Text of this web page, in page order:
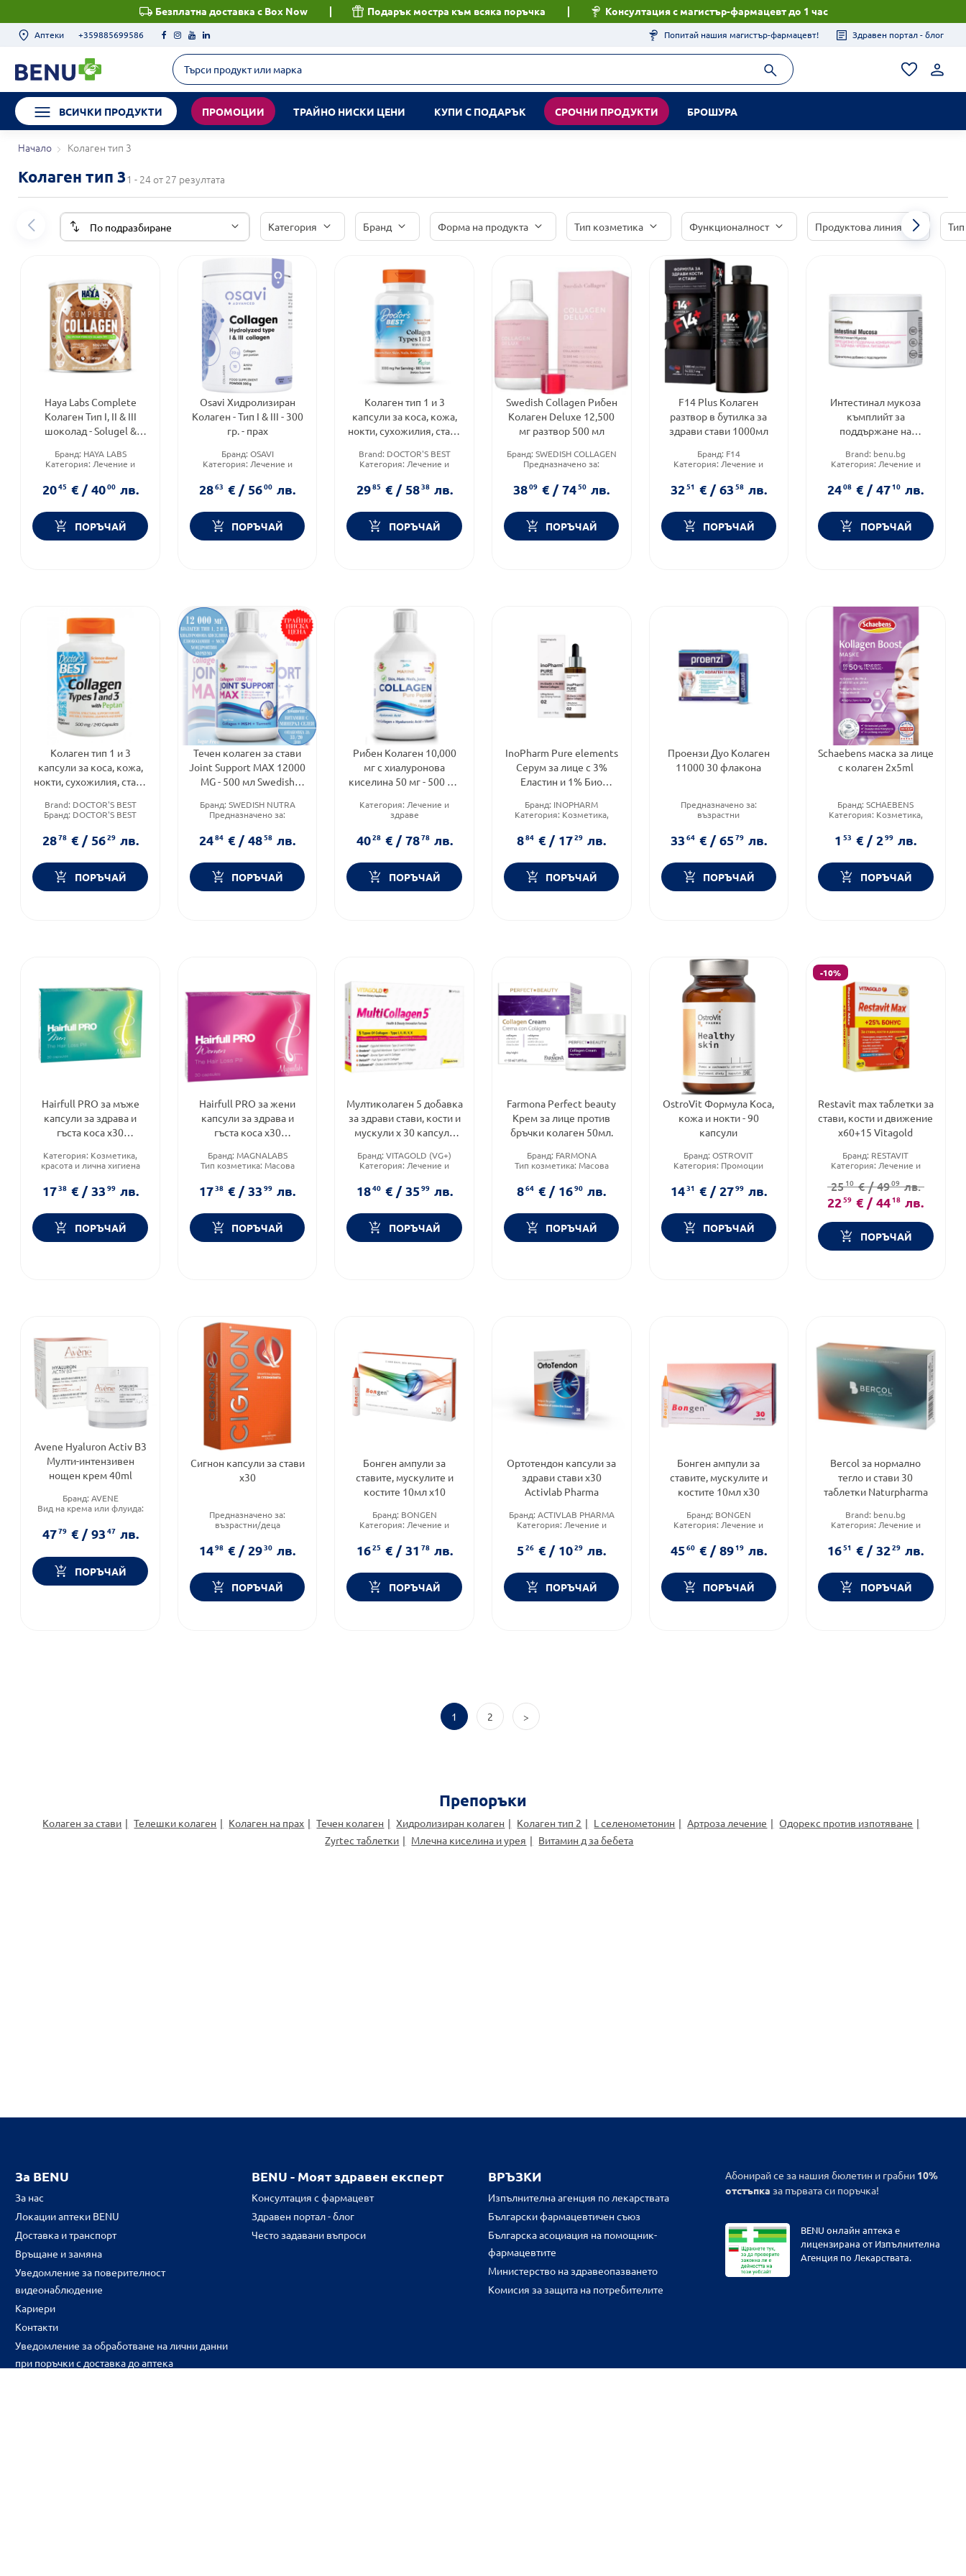
Безплатна доставка с Box Now Подарък мостра към всяка поръчка Консултация с магистър-фармацевт до 1 час
Аптеки +359885699586 Попитай нашия магистър-фармацевт! Здравен портал - блог
ВСИЧКИ ПРОДУКТИ ПРОМОЦИИ ТРАЙНО НИСКИ ЦЕНИ КУПИ С ПОДАРЪК СРОЧНИ ПРОДУКТИ БРОШУРА
Начало Колаген тип 3
Колаген тип 31 - 24 от 27 резултата
Категория Бранд Форма на продукта Тип козметика Функционалност Продуктова линия
Haya Labs Complete
Колаген Тип I, II & III
шоколад - Solugel &
Бранд: HAYA LABS
Категория: Лечение и
2045 € / 4000 лв.
ПОРЪЧАЙ
Osavi Хидролизиран
Колаген - Тип I & III - 300
гр. - прах
Бранд: OSAVI
Категория: Лечение и
Форма на продукта:
2863 € / 5600 лв.
ПОРЪЧАЙ
Колаген тип 1 и 3
капсули за коса, кожа,
нокти, сухожилия, стави
Best
Brand: DOCTOR'S BEST
Категория: Лечение и
Форма на продукта:
2985 € / 5838 лв.
ПОРЪЧАЙ
Swedish Collagen Рибен
Колаген Deluxe 12,500
мг разтвор 500 мл
Бранд: SWEDISH COLLAGEN
Предназначено за:
Приложение:орално
3809 € / 7450 лв.
ПОРЪЧАЙ
F14 Plus Колаген
разтвор в бутилка за
здрави стави 1000мл
Бранд: F14
Категория: Лечение и
Форма на продукта:
3251 € / 6358 лв.
ПОРЪЧАЙ
Интестинал мукоза
къмплийт за
поддържане на
състояние на чревната
Brand: benu.bg
Категория: Лечение и
Приложение:орално
2408 € / 4710 лв.
ПОРЪЧАЙ
Колаген тип 1 и 3
капсули за коса, кожа,
нокти, сухожилия, стави
Brand: DOCTOR'S BEST
Бранд: DOCTOR'S BEST
здраве
2878 € / 5629 лв.
ПОРЪЧАЙ
Течен колаген за стави
Joint Support MAX 12000
MG - 500 мл Swedish
Бранд: SWEDISH NUTRA
Предназначено за:
Приложение: орално
2484 € / 4858 лв.
ПОРЪЧАЙ
Рибен Колаген 10,000
мг с хиалуронова
киселина 50 мг - 500 мл
Категория: Лечение и
здраве
възрастни
Форма на продукта:
разтвор
4028 € / 7878 лв.
ПОРЪЧАЙ
InoPharm Pure elements
Серум за лице с 3%
Eластин и 1% Био
Бранд: INOPHARM
Категория: Козметика,
Тип козметика:
Дермокозметика
884 € / 1729 лв.
ПОРЪЧАЙ
Проензи Дуо Колаген
11000 30 флакона
Предназначено за:
възрастни
Форма на продукта:
3364 € / 6579 лв.
ПОРЪЧАЙ
Schaebens маска за лице
с колаген 2x5ml
Бранд:SCHAEBENS
Категория: Козметика,
Тип козметика:Масова
козметика
153 € / 299 лв.
ПОРЪЧАЙ
Hairfull PRO за мъже
капсули за здрава и
гъста коса х30
Категория: Козметика,
красота и лична хигиена
козметика
Форма на продукта:
капсули
1738 € / 3399 лв.
ПОРЪЧАЙ
Hairfull PRO за жени
капсули за здрава и
гъста коса х30
Бранд: MAGNALABS
Тип козметика: Масова
Форма на продукта:
1738 € / 3399 лв.
ПОРЪЧАЙ
Мултиколаген 5 добавка
за здрави стави, кости и
мускули х 30 капсули
Бранд:VITAGOLD (VG+)
Категория: Лечение и
Форма на продукта:
1840 € / 3599 лв.
ПОРЪЧАЙ
Farmona Perfect beauty
Крем за лице против
бръчки колаген 50мл.
Бранд: FARMONA
Тип козметика: Масова
Функционалност:Антиейдж
864 € / 1690 лв.
ПОРЪЧАЙ
OstroVit Формула Коса,
кожа и нокти - 90
капсули
Бранд:OSTROVIT
Категория: Промоции
1431 € / 2799 лв.
ПОРЪЧАЙ
-10%
Restavit max таблетки за
стави, кости и движение
х60+15 Vitagold
Бранд: RESTAVIT
Категория: Лечение и
Форма на продукта:
таблетки
2510€ / 4909лв.
2259 € / 4418 лв.
ПОРЪЧАЙ
Avene Hyaluron Activ B3
Мулти-интензивен
нощен крем 40ml
Бранд: AVENE
Вид на крема или флуида:
Форма на продукта:
4779 € / 9347 лв.
ПОРЪЧАЙ
Сигнон капсули за стави
х30
Предназначено за:
възрастни/деца
Форма на продукта:
1498 € / 2930 лв.
ПОРЪЧАЙ
Бонген ампули за
ставите, мускулите и
костите 10мл х10
Бранд: BONGEN
Категория: Лечение и
Форма на продукта:
1625 € / 3178 лв.
ПОРЪЧАЙ
Ортотендон капсули за
здрави стави х30
Activlab Pharma
Бранд: ACTIVLAB PHARMA
Категория: Лечение и
Форма на продукта:
526 € / 1029 лв.
ПОРЪЧАЙ
Бонген ампули за
ставите, мускулите и
костите 10мл х30
Бранд: BONGEN
Категория: Лечение и
Форма на продукта:
4560 € / 8919 лв.
ПОРЪЧАЙ
Bercol за нормално
тегло и стави 30
таблетки Naturpharma
Brand: benu.bg
Категория: Лечение и
Форма на продукта:
таблетки
1651 € / 3229 лв.
ПОРЪЧАЙ
1 2 >
Препоръки
Колаген за стави Телешки колаген Колаген на прах Течен колаген Хидролизиран колаген Колаген тип 2 L селенометонин Артроза лечение
Одорекс против изпотяване
Zyrtec таблетки
Млечна киселина и урея Витамин д за бебета
За BENU
За нас
Локации аптеки BENU
Доставка и транспорт
Връщане и замяна
Уведомление за поверителност
видеонаблюдение
Кариери
Контакти
Уведомление за обработване на лични данни
при поръчки с доставка до аптека
BENU - Моят здравен експерт
Консултация с фармацевт
Здравен портал - блог
Често задавани въпроси
ВРЪЗКИ
Изпълнителна агенция по лекарствата
Български фармацевтичен съюз
Българска асоциация на помощник-
фармацевтите
Министерство на здравеопазването
Комисия за защита на потребителите
Абонирай се за нашия бюлетин и грабни 10%
отстъпка за първата си поръчка!
BENU онлайн аптека е
лицензирана от Изпълнителна
Агенция по Лекарствата.